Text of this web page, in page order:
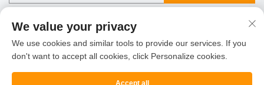
Tüm Hakları Saklıdır Gizlilik politikası
We value your privacy
We use cookies and similar tools to provide our services. If you
don't want to accept all cookies, click Personalize cookies.
Accept all